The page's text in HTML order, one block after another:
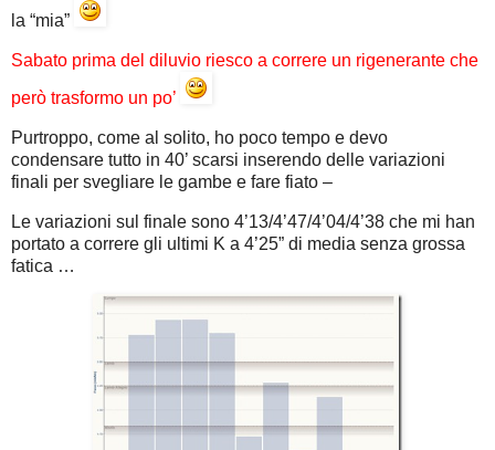
la “mia”
Sabato prima del diluvio riesco a correre un rigenerante che
però trasformo un po’
Purtroppo, come al solito, ho poco tempo e devo
condensare tutto in 40’ scarsi inserendo delle variazioni
finali per svegliare le gambe e fare fiato –
Le variazioni sul finale sono 4’13/4’47/4’04/4’38 che mi han
portato a correre gli ultimi K a 4’25” di media senza grossa
fatica …